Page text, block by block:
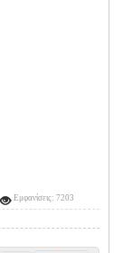
Εμφανίσεις: 7203